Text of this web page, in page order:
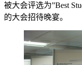
被大会评选为”Best
的大会招待晚宴。